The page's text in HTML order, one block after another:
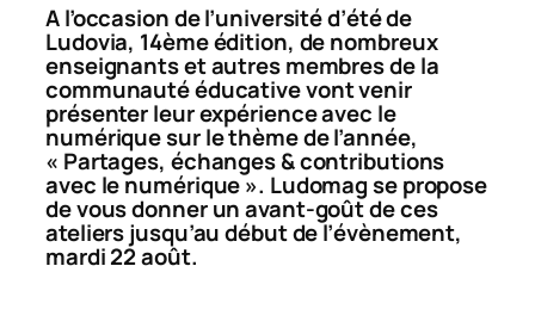
A l’occasion de l’université d’été de
Ludovia, 14ème édition, de nombreux
enseignants et autres membres de la
communauté éducative vont venir
présenter leur expérience avec le
numérique sur le thème de l’année,
« Partages, échanges & contributions
avec le numérique ». Ludomag se propose
de vous donner un avant-goût de ces
ateliers jusqu’au début de l’évènement,
mardi 22 août.